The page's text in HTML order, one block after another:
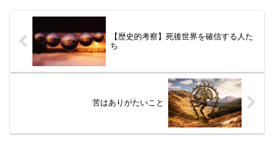
【歴史的考察】死後世界を確信する人た
ち
苦はありがたいこと